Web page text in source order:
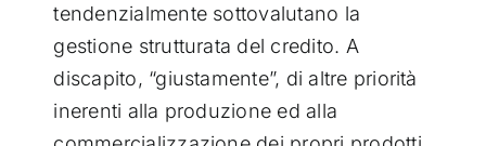
tendenzialmente sottovalutano la
gestione strutturata del credito. A
discapito, “giustamente”, di altre priorità
inerenti alla produzione ed alla